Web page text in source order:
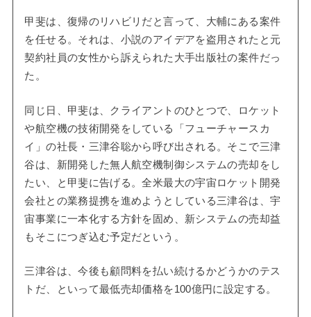
甲斐は、復帰のリハビリだと言って、大輔にある案件
を任せる。それは、小説のアイデアを盗用されたと元
契約社員の女性から訴えられた大手出版社の案件だっ
た。
同じ日、甲斐は、クライアントのひとつで、ロケット
や航空機の技術開発をしている「フューチャースカ
イ」の社長・三津谷聡から呼び出される。そこで三津
谷は、新開発した無人航空機制御システムの売却をし
たい、と甲斐に告げる。全米最大の宇宙ロケット開発
会社との業務提携を進めようとしている三津谷は、宇
宙事業に一本化する方針を固め、新システムの売却益
もそこにつぎ込む予定だという。
三津谷は、今後も顧問料を払い続けるかどうかのテス
トだ、といって最低売却価格を100億円に設定する。